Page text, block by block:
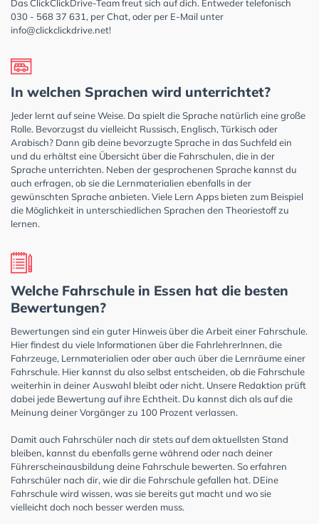
Das ClickClickDrive-Team freut sich auf dich. Entweder telefonisch
030 - 568 37 631, per Chat, oder per E-Mail unter
info@clickclickdrive.net!
In welchen Sprachen wird unterrichtet?
Jeder lernt auf seine Weise. Da spielt die Sprache natürlich eine große
Rolle. Bevorzugst du vielleicht Russisch, Englisch, Türkisch oder
Arabisch? Dann gib deine bevorzugte Sprache in das Suchfeld ein
und du erhältst eine Übersicht über die Fahrschulen, die in der
Sprache unterrichten. Neben der gesprochenen Sprache kannst du
auch erfragen, ob sie die Lernmaterialien ebenfalls in der
gewünschten Sprache anbieten. Viele Lern Apps bieten zum Beispiel
die Möglichkeit in unterschiedlichen Sprachen den Theoriestoff zu
lernen.
Welche Fahrschule in Essen hat die besten
Bewertungen?
Bewertungen sind ein guter Hinweis über die Arbeit einer Fahrschule.
Hier findest du viele Informationen über die FahrlehrerInnen, die
Fahrzeuge, Lernmaterialien oder aber auch über die Lernräume einer
Fahrschule. Hier kannst du also selbst entscheiden, ob die Fahrschule
weiterhin in deiner Auswahl bleibt oder nicht. Unsere Redaktion prüft
dabei jede Bewertung auf ihre Echtheit. Du kannst dich als auf die
Meinung deiner Vorgänger zu 100 Prozent verlassen.
Damit auch Fahrschüler nach dir stets auf dem aktuellsten Stand
bleiben, kannst du ebenfalls gerne während oder nach deiner
Führerscheinausbildung deine Fahrschule bewerten. So erfahren
Fahrschüler nach dir, wie dir die Fahrschule gefallen hat. DEine
Fahrschule wird wissen, was sie bereits gut macht und wo sie
vielleicht doch noch besser werden muss.